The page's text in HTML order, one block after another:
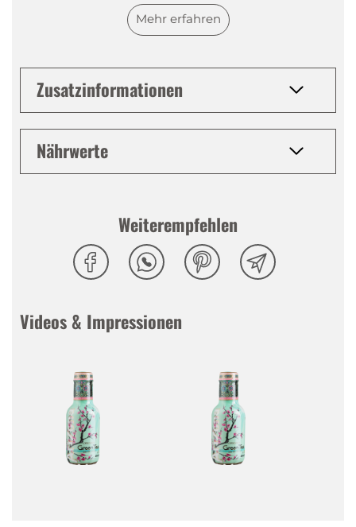
meistverkaufte Grüntee-Getränk der USA.
Neben grünem Tee aus gefiltertem Wasser und
Ginseng-Extrakt enthält AriZona Green Tea gerade
leichte Süsse zu verleihen.
künstlichen Konservierungsstoffe. Nicht zuletzt ist
AriZona Green Tea glutenfrei, kalorienarm und
äusserst erfrischend.
Tasting Notes
: Angenehm süss, Grüntee mit
ausgewogener Honig-Note
Abgang: Süsslich nach Honig
Mehr erfahren
Zusatzinformationen
Nährwerte
Weiterempfehlen
Videos & Impressionen